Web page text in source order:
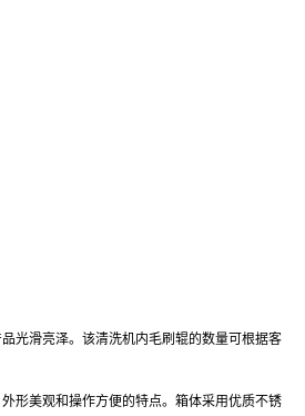
光滑亮泽。该清洗机内毛刷辊的数量可根据客
形美观和操作方便的特点。箱体采用优质不锈